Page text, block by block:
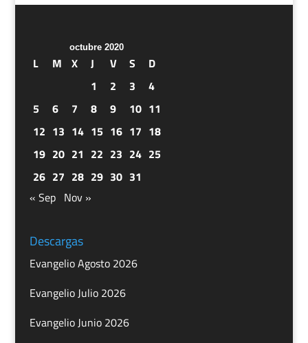
octubre 2020
L M X J V S
D
1
2 3
4
5
6 7 8 9 10 11
12 13 14 15 16 17 18
19 20 21 22 23 24 25
26 27 28 29 30 31
« Sep Nov »
Descargas
Evangelio Agosto 2026
Evangelio Julio 2026
Evangelio Junio 2026